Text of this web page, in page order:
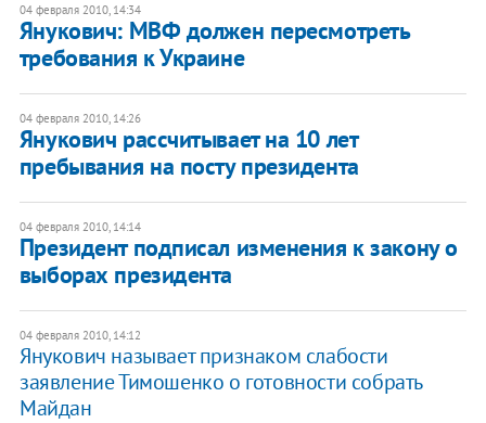
04 февраля 2010, 14:34
Янукович: МВФ должен пересмотреть
требования к Украине
04 февраля 2010, 14:26
Янукович рассчитывает на 10 лет
пребывания на посту президента
04 февраля 2010, 14:14
Президент подписал изменения к закону о
выборах президента
04 февраля 2010, 14:12
Янукович называет признаком слабости
заявление Тимошенко о готовности собрать
Майдан